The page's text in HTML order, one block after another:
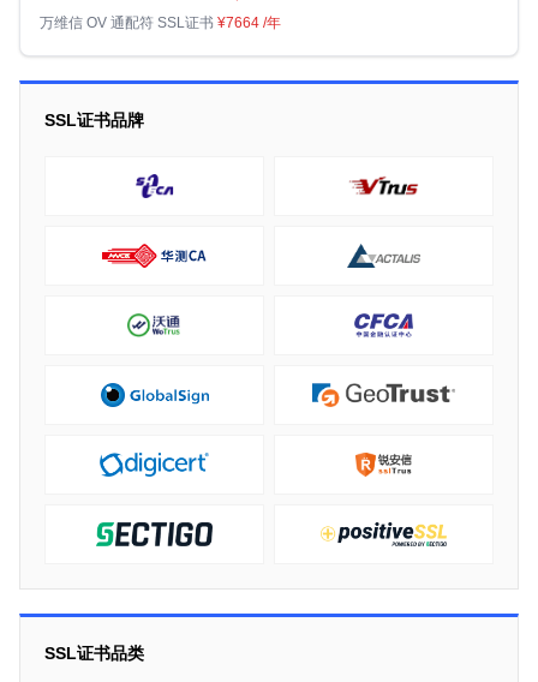
万维信 OV 通配符 SSL证书 ¥7664 /年
SSL证书品牌
SSL证书品类